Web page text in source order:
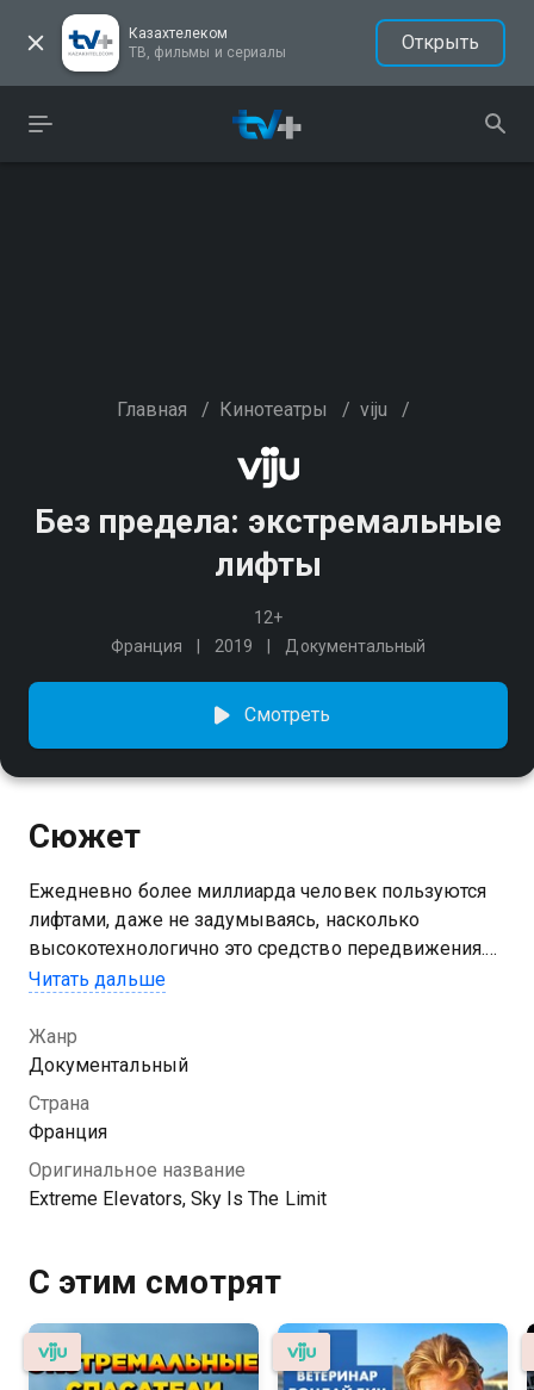
Казахтелеком
ТВ, фильмы и сериалы
Открыть
Главная / Кинотеатры / viju /
Без предела: экстремальные
лифты
12+
Франция
2019 Документальный
Смотреть
Сюжет
Ежедневно более миллиарда человек пользуются
лифтами, даже не задумываясь, насколько
высокотехнологично это средство передвижения.
С середины XIX века индустрия лифтостроения идёт
знакомая всем нам кабина — это сложное
устройство, созданное с применением самых
современных инноваций.
Читать дальше
Жанр
Документальный
Страна
Франция
Оригинальное название
Extreme Elevators, Sky Is The Limit
С этим смотрят